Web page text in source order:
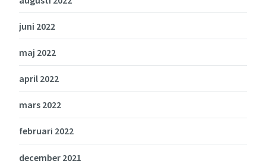
juni 2022
maj 2022
april 2022
mars 2022
februari 2022
december 2021